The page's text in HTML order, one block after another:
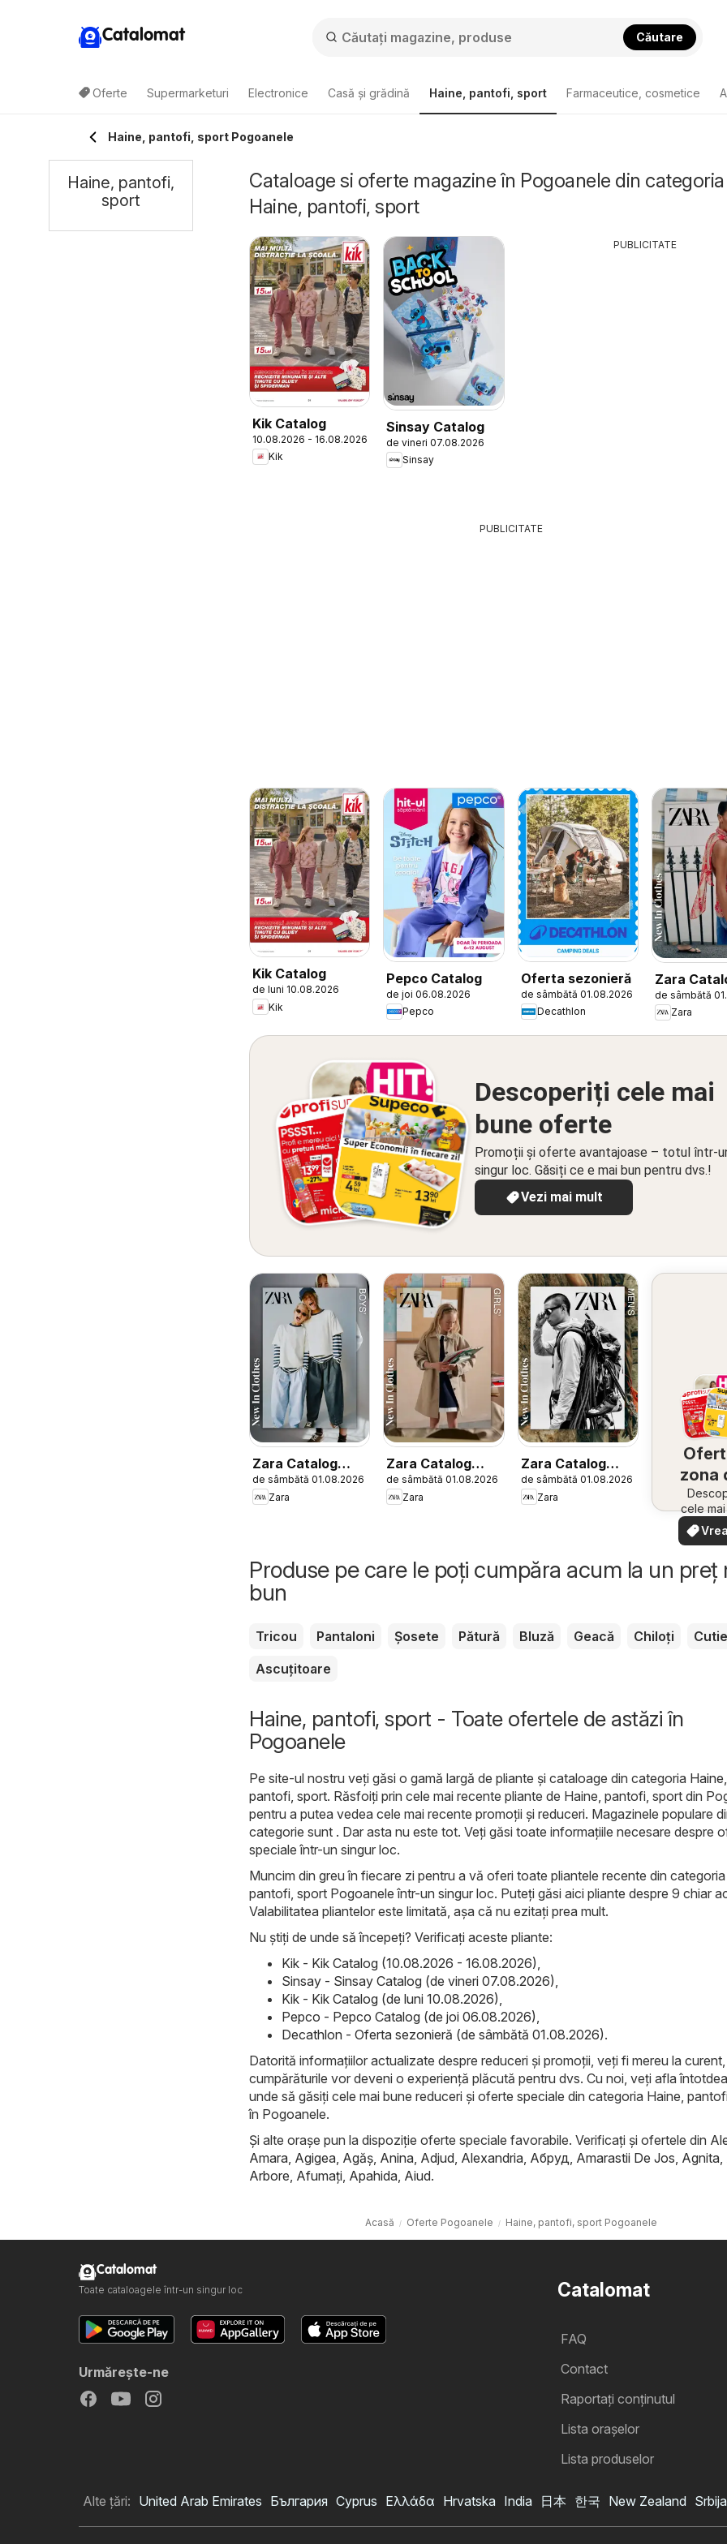
Catalomat Căutare
Oferte Supermarketuri Electronice Casă și grădină Haine, pantofi, sport Farmaceutice, cosmetice
Haine, pantofi, sport Pogoanele
Cataloage si oferte magazine în Pogoanele din categoria
Haine, pantofi, sport
Kik Catalog
10.08.2026 - 16.08.2026
Kik
Sinsay Catalog
de vineri 07.08.2026
Sinsay
PUBLICITATE
PUBLICITATE
Kik Catalog
de luni 10.08.2026
Kik
Pepco Catalog
de joi 06.08.2026
Pepco
Oferta sezonieră
de sâmbătă 01.08.2026
Decathlon
Zara
de sâmbătă
Zara
Descoperiți cele mai
bune oferte
Promoții și oferte avantajoase – totul într-
singur loc. Găsiți ce e mai bun pentru dvs.!
Vezi mai mult
Zara Catalog
Boys
de sâmbătă 01.08.2026
Zara
Zara Catalog
Girls
de sâmbătă 01.08.2026
Zara
Zara Catalog
Men
de sâmbătă 01.08.2026
Zara
zona
cele
oferte
văd
Produse pe care le poți cumpăra acum la un preț
bun
Tricou Pantaloni Șosete Pătură Bluză Geacă Chiloți
Cutie
Ascuțitoare
Haine, pantofi, sport - Toate ofertele de astăzi în
Pogoanele
Pe site-ul nostru veți găsi o gamă largă de pliante și cataloage din categoria Haine,
pantofi, sport. Răsfoiți prin cele mai recente pliante de Haine, pantofi, sport din
pentru a putea vedea cele mai recente promoții și reduceri. Magazinele populare
categorie sunt . Dar asta nu este tot. Veți găsi toate informațiile necesare despre
speciale într-un singur loc.
Muncim din greu în fiecare zi pentru a vă oferi toate pliantele recente din
pantofi, sport Pogoanele într-un singur loc. Puteți găsi aici pliante despre 9 chiar
Valabilitatea pliantelor este limitată, așa că nu ezitați prea mult.
Nu știți de unde să începeți? Verificați aceste pliante:
Kik - Kik Catalog (10.08.2026 - 16.08.2026),
Sinsay - Sinsay Catalog (de vineri 07.08.2026),
Kik - Kik Catalog (de luni 10.08.2026),
Pepco - Pepco Catalog (de joi 06.08.2026),
Decathlon - Oferta sezonieră (de sâmbătă 01.08.2026).
Datorită informațiilor actualizate despre reduceri și promoții, veți fi mereu la
cumpărăturile vor deveni o experiență plăcută pentru dvs. Cu noi, veți afla
unde să găsiți cele mai bune reduceri și oferte speciale din categoria Haine,
în Pogoanele.
Și alte orașe pun la dispoziție oferte speciale favorabile. Verificați și ofertele din
Amara, Agigea, Agăş, Anina, Adjud, Alexandria, Абруд, Amarastii De Jos, Agnita,
Arbore, Afumaţi, Apahida, Aiud.
Acasă Oferte Pogoanele Haine, pantofi, sport Pogoanele
Haine, pantofi,
sport
Catalomat
FAQ
Contact
Raportați conținutul
Lista oraşelor
Lista produselor
Catalomat
Toate cataloagele într-un singur loc
Urmăreşte-ne
Alte țări: United Arab Emirates България Cyprus Ελλάδα Hrvatska India 日本 한국 New Zealand Srbija